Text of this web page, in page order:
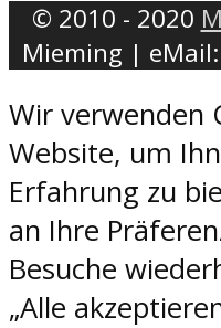
© 2010 - 2020
Mieming | eMail:
Wir verwenden
Website, um
Erfahrung zu
an Ihre
Besuche
„Alle